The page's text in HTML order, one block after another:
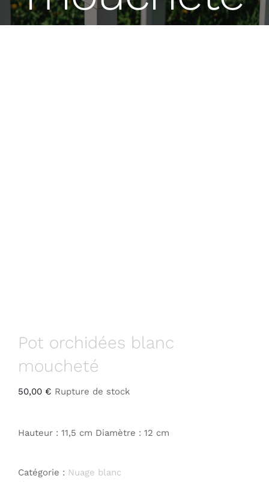
Pot orchidées blanc
moucheté
50,00 € Rupture de stock
Hauteur : 11,5 cm Diamètre : 12 cm
Catégorie : Nuage blanc